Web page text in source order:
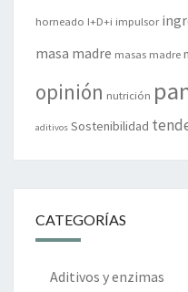
horneado I+D+i impulsor
masa madre masas madre
opinión nutrición
aditivos Sostenibilidad
CATEGORÍAS
Aditivos y enzimas